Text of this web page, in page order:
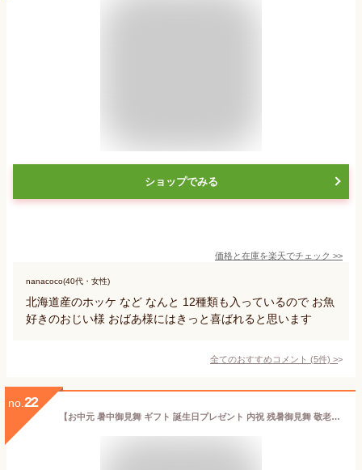
ショップでみる
価格と在庫を楽天でチェック >>
nanacoco(40代・女性)
北海道産のホッケ など なんと 12種類も入っているので お魚
好きのおじい様 おばあ様にはきっと喜ばれると思います
全てのおすすめコメント (5件) >
no. 22
【お中元 暑中御見舞 ギフト 誕生日プレゼント 内祝 残暑御見舞 敬老の日】★沼津直送 超メガ盛り 一品一品選べる 4点 干物セット★金目鯛・北海道 産ホッケ他31種類の中からお好きな物を4点チョイス 送料無料 お取り寄せ